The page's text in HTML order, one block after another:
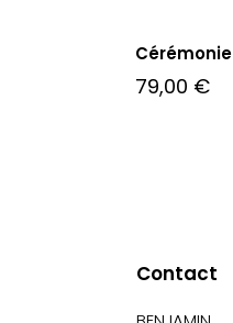
Cérémonie
79,00 €
Contact